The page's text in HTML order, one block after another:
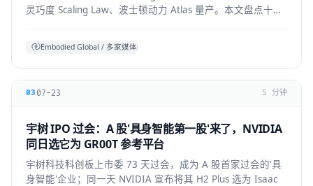
灵巧度 Scaling Law、波士顿动力 Atlas 量产。本文盘点十大
Embodied Global / 多家媒体综合
03 07-23 5 分钟
宇树 IPO 过会：A 股'具身智能第一股'来了，NVIDIA
同日选它为 GR00T 参考平台
宇树科技科创板上市委 73 天过会，成为 A 股首家过会的'具
身智能'企业；同一天 NVIDIA 宣布将其 H2 Plus 选为 Isaac